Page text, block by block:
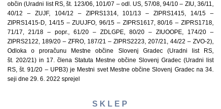
občin (Uradni list RS, št. 123/06, 101/07 – odl. US, 57/08, 94/10 – ZIU, 36/11,
40/12 – ZUJF, 104/12 – ZIPRS1314, 101/13 – ZIPRS1415, 14/15 –
ZIPRS1415-D, 14/15 – ZUUJFO, 96/15 – ZIPRS1617, 80/16 – ZIPRS1718,
71/17, 21/18 – popr., 61/20 – ZDLGPE, 80/20 – ZIUOOPE, 174/20 –
ZIPRS2122, 189/20 – ZFRO, 187/21 – ZIPRS2223, 207/21, 44/22 – ZVO-2),
Odloka o proračunu Mestne občine Slovenj Gradec (Uradni list RS,
št. 202/21) in 17. člena Statuta Mestne občine Slovenj Gradec (Uradni list
RS, št. 91/20 – UPB3) je Mestni svet Mestne občine Slovenj Gradec na 34.
seji dne 29. 6. 2022 sprejel
S K L E P